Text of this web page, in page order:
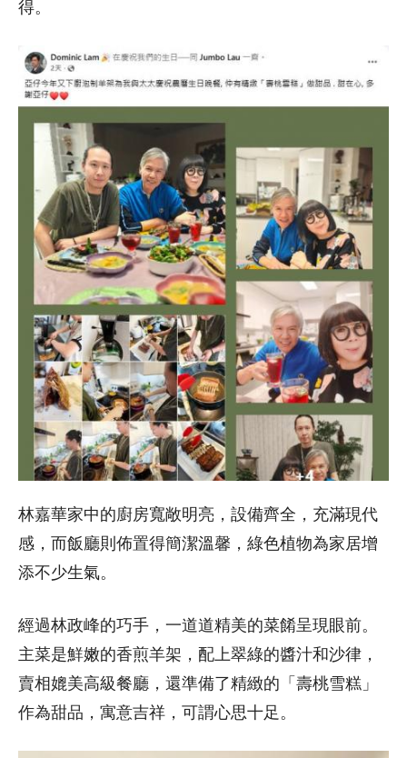
得。
林嘉華家中的廚房寬敞明亮，設備齊全，充滿現代
感，而飯廳則佈置得簡潔溫馨，綠色植物為家居增
添不少生氣。
經過林政峰的巧手，一道道精美的菜餚呈現眼前。
主菜是鮮嫩的香煎羊架，配上翠綠的醬汁和沙律，
賣相媲美高級餐廳，還準備了精緻的「壽桃雪糕」
作為甜品，寓意吉祥，可謂心思十足。